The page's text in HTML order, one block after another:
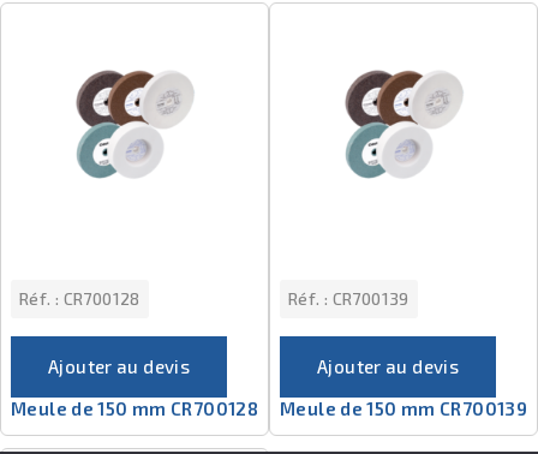
Réf. : CR700128
Ajouter au devis
Meule de 150 mm CR700128
Réf. : CR700139
Ajouter au devis
Meule de 150 mm CR700139